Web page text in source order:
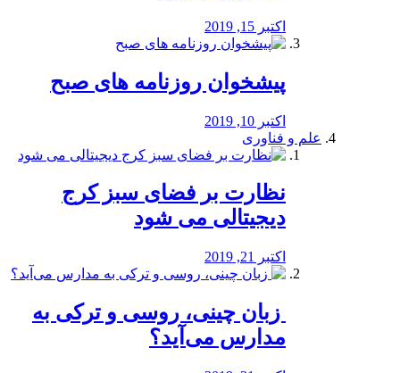
اکتبر 15, 2019
پیشخوان روزنامه های صبح
اکتبر 10, 2019
علم و فناوری
نظارت بر فضای سبز کرج
دیجیتالی می شود
اکتبر 21, 2019
️ زبان چینی، روسی و ترکی به
مدارس می‌آید؟